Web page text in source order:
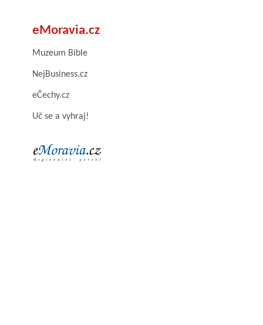
eMoravia.cz
Muzeum Bible
NejBusiness.cz
eČechy.cz
Uč se a vyhraj!